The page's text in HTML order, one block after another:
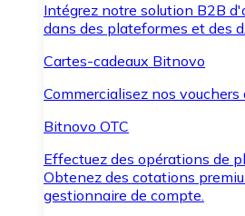
Intégrez notre solution B2B
dans des plateformes et des
Cartes-cadeaux Bitnovo
Commercialisez nos
Bitnovo OTC
Effectuez des opérations de
Obtenez des cotations
gestionnaire de compte.